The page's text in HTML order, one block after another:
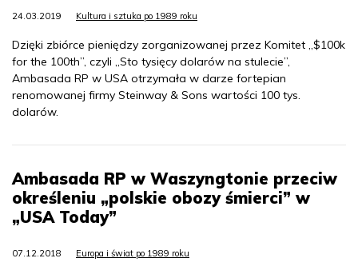
24.03.2019 Kultura i sztuka po 1989 roku
Dzięki zbiórce pieniędzy zorganizowanej przez Komitet „$100k
for the 100th”, czyli „Sto tysięcy dolarów na stulecie”,
Ambasada RP w USA otrzymała w darze fortepian
renomowanej firmy Steinway & Sons wartości 100 tys.
dolarów.
Ambasada RP w Waszyngtonie przeciw
określeniu „polskie obozy śmierci” w
„USA Today”
07.12.2018 Europa i świat po 1989 roku